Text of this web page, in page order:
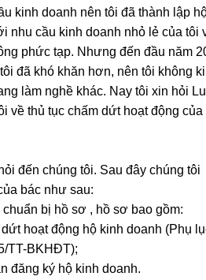
kinh doanh nên tôi đã thành lập
nhu cầu kinh doanh nhỏ lẻ của tôi
phức tạp. Nhưng đến đầu năm
đã khó khăn hơn, nên tôi không
làm nghề khác. Nay tôi xin hỏi
về thủ tục chấm dứt hoạt động của
đến chúng tôi. Sau đây chúng tôi
bác như sau:
bị hồ sơ , hồ sơ bao gồm:
hoạt động hộ kinh doanh (Phụ
TT-BKHĐT);
đăng ký hộ kinh doanh.